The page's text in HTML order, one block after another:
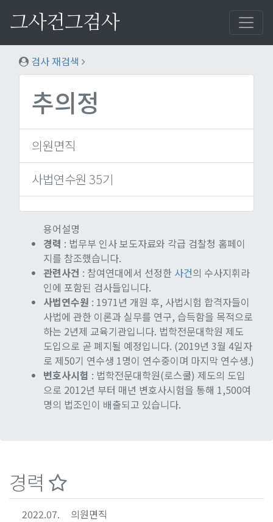
그사건그검사
검사 재검색
추의정
의원면직
사법연수원 35기
용어설명
경력 : 법무부 인사 보도자료와 각급 검찰청 홈페이
지를 참조했습니다.
관련사건 : 참여연대에서 선정한 사건의 수사지휘라
인에 포함된 검사들입니다.
사법연수원 : 1971년 개원 후, 사법시험 합격자들이
사법에 관한 이론과 실무를 연구, 습득함을 목적으로
하는 2년제 교육기관입니다. 법학전문대학원 제도
도입으로 곧 폐지될 예정입니다. (2019년 3월 4일자
로 제50기 연수생 1명이 연수중이며 마지막 연수생.)
변호사시험 : 법학전문대학원(로스쿨) 제도의 도입
으로 2012년 부터 매년 변호사시험을 통해 1,500여
명의 법조인이 배출되고 있습니다.
경력
2022.07. 의원면직